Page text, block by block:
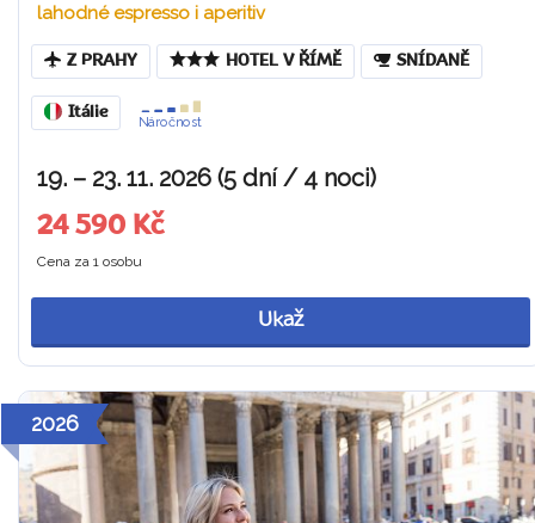
lahodné espresso i aperitiv
Z PRAHY HOTEL V ŘÍMĚ SNÍDANĚ
Itálie
Náročnost
19. – 23. 11. 2026 (5 dní / 4 noci)
24 590 Kč
Cena za 1 osobu
Ukaž
2026